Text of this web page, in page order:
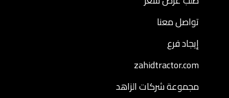
تواصل معنا
إيجاد فرع
zahidtractor.com
مجموعة شركات الزاهد